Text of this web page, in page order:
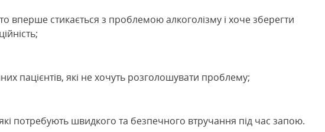
вперше стикається з проблемою алкоголізму і хоче зберегти
пацієнтів, які не хочуть розголошувати проблему;
потребують швидкого та безпечного втручання під час запою.